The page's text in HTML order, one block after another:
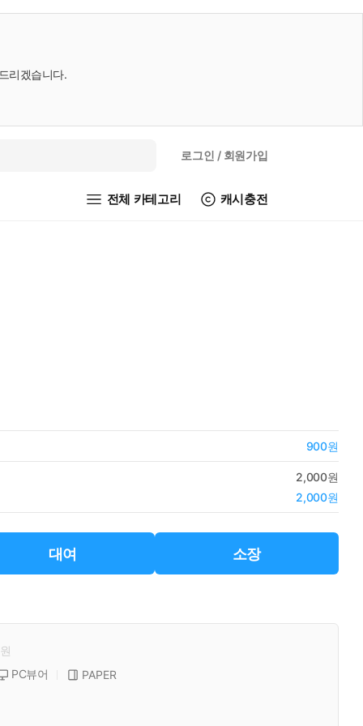
리겠습니다.
로그인 / 회원가입
전체 카테고리 캐시충전
900원
2,000원
2,000원
대여 소장
PC뷰어
PAPER